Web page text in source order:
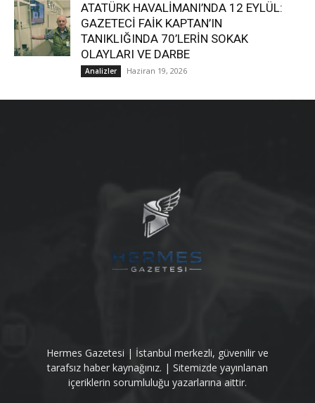
ATATÜRK HAVALİMANI’NDA 12 EYLÜL:
GAZETECİ FAİK KAPTAN’IN
TANIKLIĞINDA 70’LERİN SOKAK
OLAYLARI VE DARBE
Analizler Haziran 19, 2026
Hermes Gazetesi | İstanbul merkezli, güvenilir ve
tarafsız haber kaynağınız. | Sitemizde yayınlanan
içeriklerin sorumluluğu yazarlarına aittir.